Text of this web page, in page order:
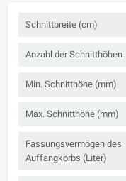
Schnittbreite (cm)
Anzahl der Schnitthöhen
Min. Schnitthöhe (mm)
Max. Schnitthöhe (mm)
Fassungsvermögen des
Auffangkorbs (Liter)